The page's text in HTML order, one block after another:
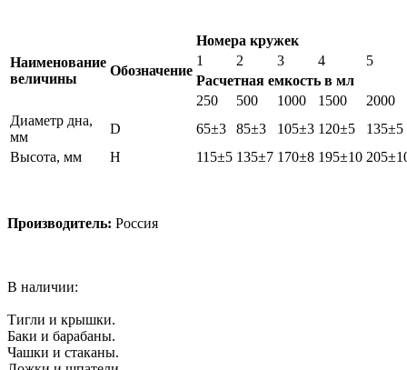
Наименование
величины
Обозначение
Номера кружек
1
2 3 4
5
Расчетная емкость в мл
250
500 1000 1500
2000
Диаметр дна,
мм
D 65±3 85±3 105±3 120±5
135±5
Высота, мм
H 115±5 135±7 170±8 195±10
Производитель: Россия
В наличии:
Тигли и крышки.
Баки и барабаны.
Чашки и стаканы.